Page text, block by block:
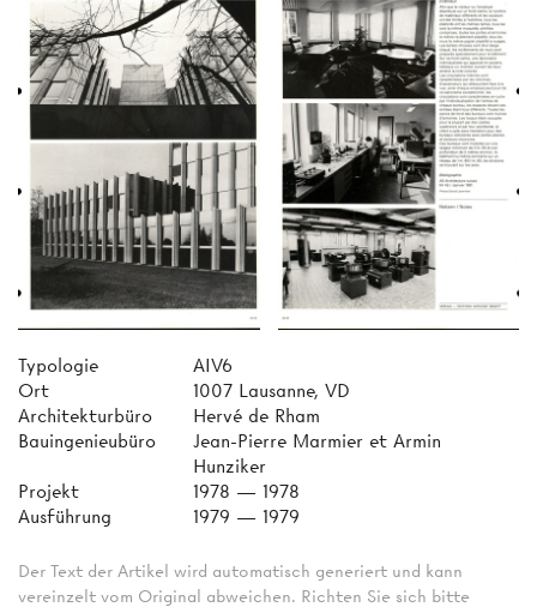
Typologie
AIV6
Ort
1007 Lausanne, VD
Architekturbüro
Hervé de Rham
Bauingenieubüro
Jean-Pierre Marmier et Armin
Hunziker
Projekt
1978 — 1978
Ausführung
1979 — 1979
Der Text der Artikel wird automatisch generiert und kann
vereinzelt vom Original abweichen. Richten Sie sich bitte